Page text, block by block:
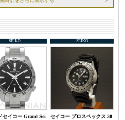
SEIKO
セイコー Grand Sei
SEIKO
セイコー プロスペックス 30